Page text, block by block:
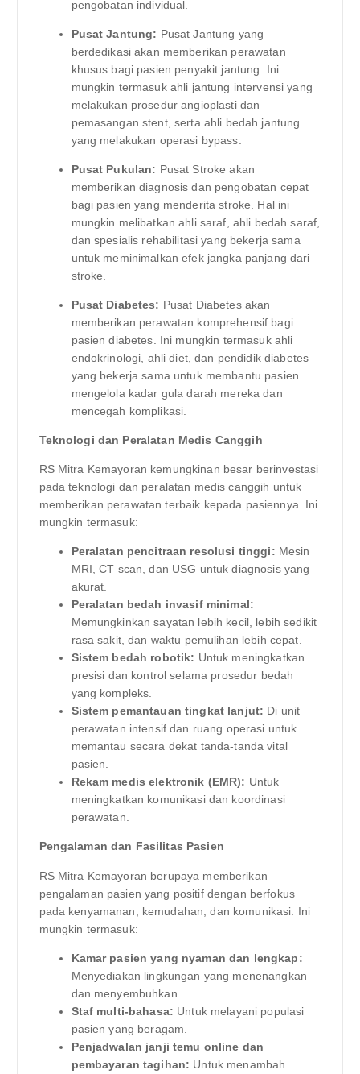
pengobatan individual.
Pusat Jantung: Pusat Jantung yang
berdedikasi akan memberikan perawatan
khusus bagi pasien penyakit jantung. Ini
mungkin termasuk ahli jantung intervensi yang
melakukan prosedur angioplasti dan
pemasangan stent, serta ahli bedah jantung
yang melakukan operasi bypass.
Pusat Pukulan: Pusat Stroke akan
memberikan diagnosis dan pengobatan cepat
bagi pasien yang menderita stroke. Hal ini
mungkin melibatkan ahli saraf, ahli bedah saraf,
dan spesialis rehabilitasi yang bekerja sama
untuk meminimalkan efek jangka panjang dari
stroke.
Pusat Diabetes: Pusat Diabetes akan
memberikan perawatan komprehensif bagi
pasien diabetes. Ini mungkin termasuk ahli
endokrinologi, ahli diet, dan pendidik diabetes
yang bekerja sama untuk membantu pasien
mengelola kadar gula darah mereka dan
mencegah komplikasi.
Teknologi dan Peralatan Medis Canggih
RS Mitra Kemayoran kemungkinan besar berinvestasi
pada teknologi dan peralatan medis canggih untuk
memberikan perawatan terbaik kepada pasiennya. Ini
mungkin termasuk:
Peralatan pencitraan resolusi tinggi: Mesin
MRI, CT scan, dan USG untuk diagnosis yang
akurat.
Peralatan bedah invasif minimal:
Memungkinkan sayatan lebih kecil, lebih sedikit
rasa sakit, dan waktu pemulihan lebih cepat.
Sistem bedah robotik: Untuk meningkatkan
presisi dan kontrol selama prosedur bedah
yang kompleks.
Sistem pemantauan tingkat lanjut: Di unit
perawatan intensif dan ruang operasi untuk
memantau secara dekat tanda-tanda vital
pasien.
Rekam medis elektronik (EMR): Untuk
meningkatkan komunikasi dan koordinasi
perawatan.
Pengalaman dan Fasilitas Pasien
RS Mitra Kemayoran berupaya memberikan
pengalaman pasien yang positif dengan berfokus
pada kenyamanan, kemudahan, dan komunikasi. Ini
mungkin termasuk:
Kamar pasien yang nyaman dan lengkap:
Menyediakan lingkungan yang menenangkan
dan menyembuhkan.
Staf multi-bahasa: Untuk melayani populasi
pasien yang beragam.
Penjadwalan janji temu online dan
pembayaran tagihan: Untuk menambah